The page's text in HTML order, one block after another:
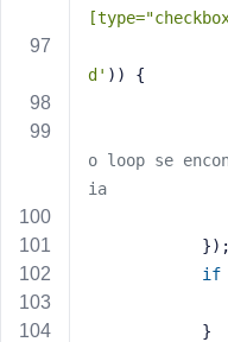
d' )) {
o loop se
ia
            });
if
            }